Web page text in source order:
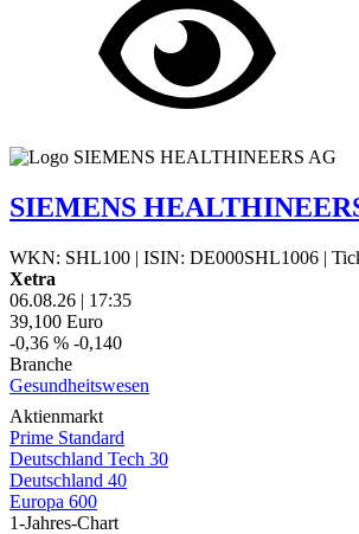
SIEMENS
WKN: SHL100 | ISIN: DE000SHL1006 |
Xetra
06.08.26 | 17:35
39,100 Euro
-0,36 % -0,140
Branche
Gesundheitswesen
Aktienmarkt
Prime Standard
Deutschland Tech 30
Deutschland 40
Europa 600
1-Jahres-Chart